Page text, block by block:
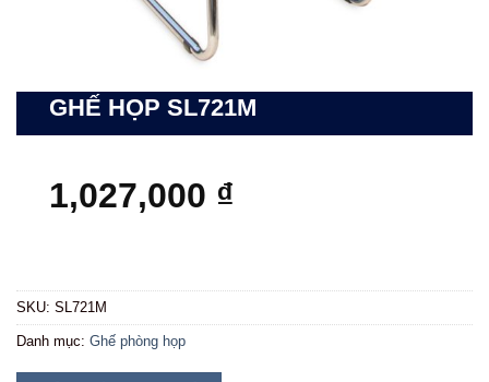
GHẾ HỌP SL721M
1,027,000 ₫
SKU: SL721M
Danh mục: Ghế phòng họp